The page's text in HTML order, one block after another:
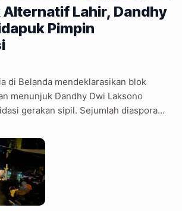
Alternatif Lahir, Dandhy
Pimpin
di Belanda mendeklarasikan blok
menunjuk Dandhy Dwi Laksono
gerakan sipil. Sejumlah diaspora
masyarakat sipil mendeklarasikan
Politik Alternatif pada Rabu (17/6/2026).
diberi nama Deklarasi Amsterdam,
Dandhy Dwi Laksono untuk
konsolidasi gerakan bersama Reset